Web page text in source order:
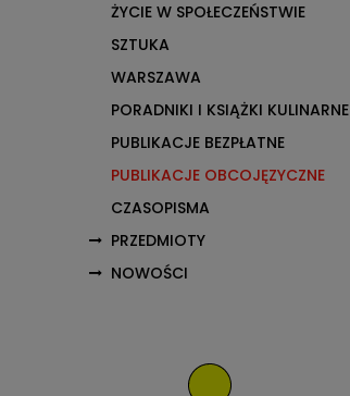
ŻYCIE W SPOŁECZEŃSTWIE
SZTUKA
WARSZAWA
PORADNIKI I KSIĄŻKI KULINARNE
PUBLIKACJE BEZPŁATNE
PUBLIKACJE OBCOJĘZYCZNE
CZASOPISMA
PRZEDMIOTY
NOWOŚCI